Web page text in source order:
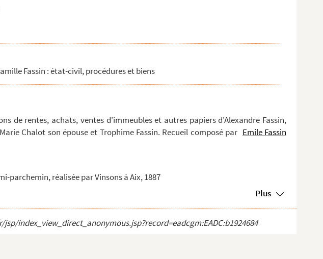
avocat et ...
1899
Vaq...
des ...
les dett...
Fassin : état-civil, procédures et biens
de rentes, achats, ventes d'immeubles et autres papiers d'Alexandre Fassin,
Chalot son épouse et Trophime Fassin. Recueil composé par Emile Fassin
parchemin, réalisée par Vinsons à Aix, 1887
Plus
index_view_direct_anonymous.jsp?record=eadcgm:EADC:b1924684